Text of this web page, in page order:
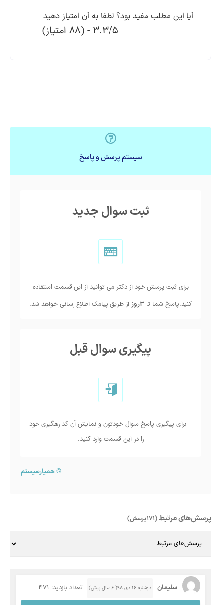
آیا این مطلب مفید بود؟ لطفا به آن امتیاز دهید
3.3/5 - (88 امتیاز)
سیستم پرسش و پاسخ
ثبت سوال جدید
برای ثبت پرسش خود از دکتر می توانید از این قسمت استفاده
کنید.پاسخ شما تا 3روز از طریق پیامک اطلاع رسانی خواهد شد.
پیگیری سوال قبل
برای پیگیری پاسخ سوال خودتون و نمایش آن کد رهگیری خود
را در این قسمت وارد کنید.
©همیارسیستم
پرسش‌های مرتبط(171 پرسش)
سلیمان دوشنبه ۱۶ دی ۹۸( 6 سال پیش) تعداد بازدید: 471